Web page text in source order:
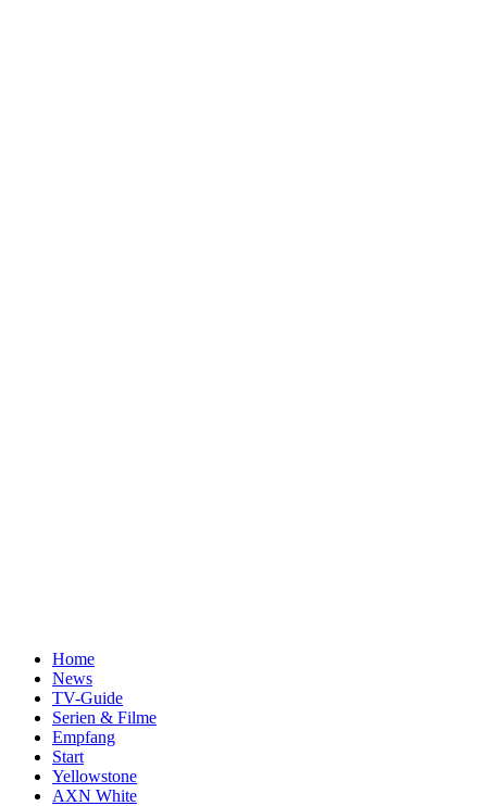
Home
News
TV-Guide
Serien & Filme
Empfang
Start
Yellowstone
AXN White